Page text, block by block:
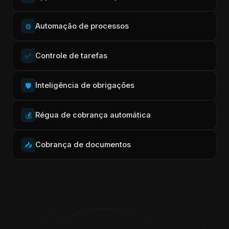
⚙️ Automação de processos
✅ Controle de tarefas
🛡️ Inteligência de obrigações
💰 Régua de cobrança automática
📥 Cobrança de documentos